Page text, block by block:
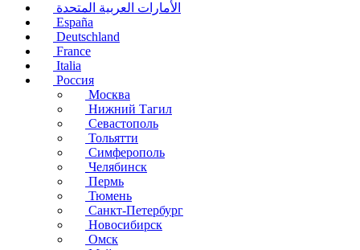
الأمارات العربية المتحدة
España
Deutschland
France
Italia
Россия
Москва
Нижний Тагил
Севастополь
Тольятти
Симферополь
Челябинск
Пермь
Тюмень
Санкт-Петербург
Новосибирск
Омск